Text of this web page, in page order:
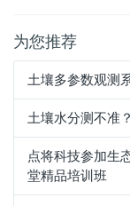
为您推荐
土壤多参数观测
土壤水分测不准
点将科技参加生
堂精品培训班